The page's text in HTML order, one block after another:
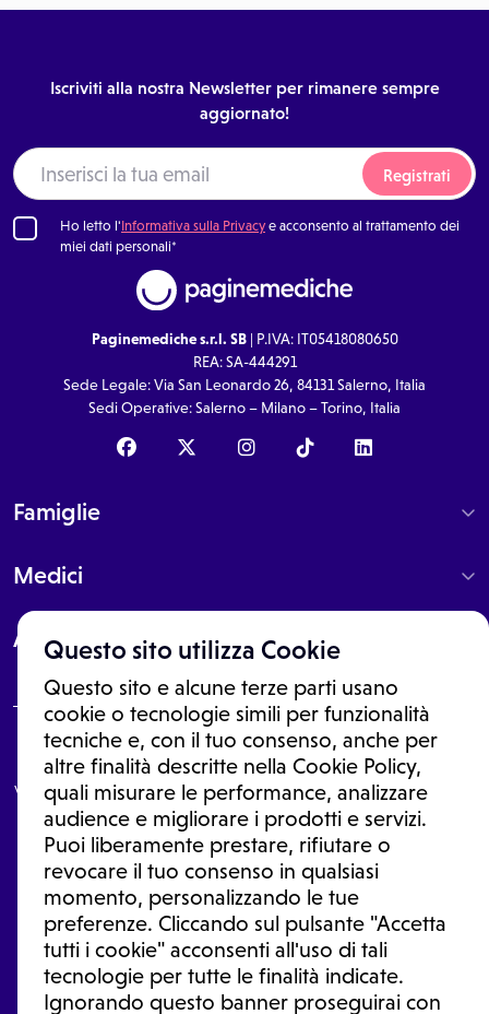
Questo sito utilizza Cookie
Questo sito e alcune terze parti usano
cookie o tecnologie simili per funzionalità
tecniche e, con il tuo consenso, anche per
altre finalità descritte nella Cookie Policy,
quali misurare le performance, analizzare
audience e migliorare i prodotti e servizi.
Puoi liberamente prestare, rifiutare o
revocare il tuo consenso in qualsiasi
momento, personalizzando le tue
preferenze. Cliccando sul pulsante "Accetta
tutti i cookie" acconsenti all'uso di tali
tecnologie per tutte le finalità indicate.
Ignorando questo banner proseguirai con
Iscriviti alla nostra Newsletter per rimanere sempre
aggiornato!
Registrati
Ho letto l'Informativa sulla Privacye acconsento al trattamento dei
miei dati personali*
Paginemediche s.r.l. SB| P.IVA: IT05418080650
REA: SA-444291
Sede Legale: Via San Leonardo 26, 84131 Salerno, Italia
Sedi Operative: Salerno – Milano – Torino, Italia
Famiglie
Medici
About
Le informazioni proposte in questo sito non sono un consulto medico.
In nessun caso, queste informazioni sostituiscono un consulto, una
visita o una diagnosi formulata dal medico. Non si devono considerare
le informazioni disponibili come suggerimenti per la formulazione di
una diagnosi, la determinazione di un trattamento o l'assunzione o
sospensione di un farmaco senza prima consultare un medico di
medicina generale o uno specialista.
Condizioni di utilizzo|Privacy Policy |Gestione Cookie
Ⓒ 2026 | Tutti i diritti riservati.